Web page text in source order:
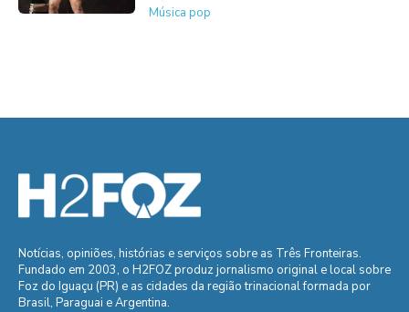
Música pop
Notícias, opiniões, histórias e serviços sobre as Três Fronteiras.
Fundado em 2003, o H2FOZ produz jornalismo original e local sobre
Foz do Iguaçu (PR) e as cidades da região trinacional formada por
Brasil, Paraguai e Argentina.